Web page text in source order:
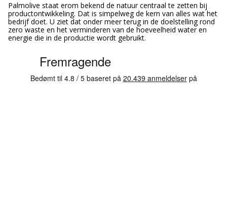
Palmolive staat erom bekend de natuur centraal te zetten bij
productontwikkeling. Dat is simpelweg de kern van alles wat het
bedrijf doet. U ziet dat onder meer terug in de doelstelling rond
zero waste en het verminderen van de hoeveelheid water en
energie die in de productie wordt gebruikt.